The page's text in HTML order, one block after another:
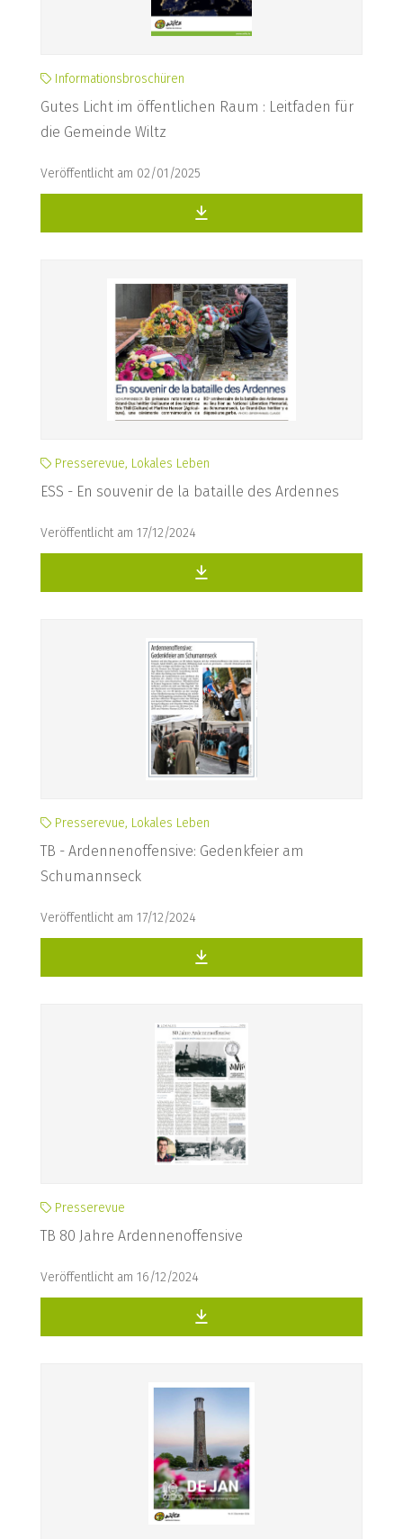
Informationsbroschüren
Gutes Licht im öffentlichen Raum : Leitfaden für
die Gemeinde Wiltz
Veröffentlicht am 02/01/2025
Presserevue, Lokales Leben
ESS - En souvenir de la bataille des Ardennes
Veröffentlicht am 17/12/2024
Presserevue, Lokales Leben
TB - Ardennenoffensive: Gedenkfeier am
Schumannseck
Veröffentlicht am 17/12/2024
Presserevue
TB 80 Jahre Ardennenoffensive
Veröffentlicht am 16/12/2024